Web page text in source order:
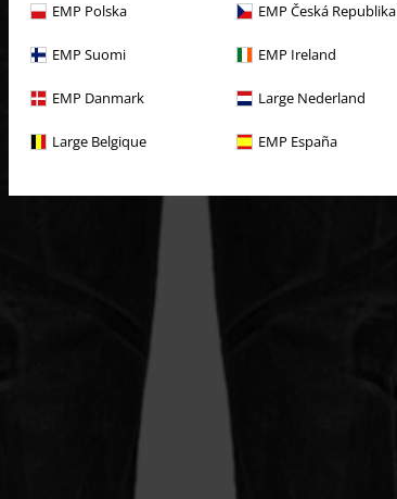
EMP Polska EMP Česká Republika
EMP Suomi EMP Ireland
EMP Danmark Large Nederland
Large Belgique EMP España